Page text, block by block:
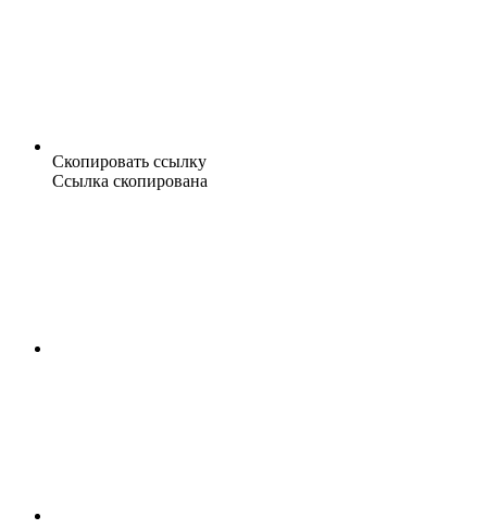
Скопировать ссылку
Ссылка скопирована